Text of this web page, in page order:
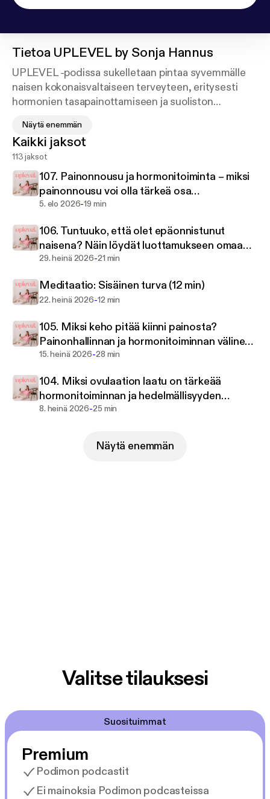
Tietoa UPLEVEL by Sonja Hannus
UPLEVEL -podissa sukelletaan pintaa syvemmälle
naisen kokonaisvaltaiseen terveyteen, eritysesti
hormonien tasapainottamiseen ja suoliston
viedä hyvinvointisi, energiasi ja elämäsi seuraavalle
tasolle – luonnollisesti.
Otetaan terveys omiin käsiimme ja luodaan matkalla
unelmiemme elämä! ✨
Näytä enemmän
Kaikki jaksot
113 jaksot
107. Painonnousu ja hormonitoiminta – miksi
painonnousu voi olla tärkeä osa
hormonitoiminnan tasapainottamista
5. elo 2026-19 min
106. Tuntuuko, että olet epäonnistunut
naisena? Näin löydät luottamukseen omaa
kehoasi kohtaan ❤️
29. heinä 2026-21 min
Meditaatio: Sisäinen turva (12 min)
22. heinä 2026-12 min
105. Miksi keho pitää kiinni painosta?
Painonhallinnan ja hormonitoiminnan välinen
yhteys 🧬
15. heinä 2026-28 min
104. Miksi ovulaation laatu on tärkeää
hormonitoiminnan ja hedelmällisyyden
kannalta?
8. heinä 2026-25 min
Näytä enemmän
Valitse tilauksesi
Suosituimmat
Premium
Podimon podcastit
Ei mainoksia Podimon podcasteissa